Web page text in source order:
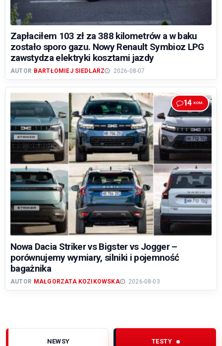
Zapłaciłem 103 zł za 388 kilometrów a w baku
zostało sporo gazu. Nowy Renault Symbioz LPG
zawstydza elektryki kosztami jazdy
AUTOR BARTŁOMIEJ SIEDLARZ 2026-08-07
Nowa Dacia Striker vs Bigster vs Jogger –
porównujemy wymiary, silniki i pojemność
bagażnika
AUTOR MAŁGORZATA KOZIKOWSKA 2026-08-03
14
NEWSY TESTY